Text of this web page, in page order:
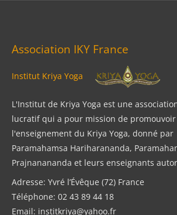
Association IKY France
Institut Kriya Yoga
L'Institut de Kriya Yoga est une
lucratif qui a pour mission de promouvoir
l'enseignement du Kriya Yoga, donné par
Paramahamsa Hariharananda,
Prajnanananda et leurs enseignants
Adresse: Yvré l’Évêque (72) France
Téléphone: 02 43 89 44 18
Email: institkriya@yahoo.fr